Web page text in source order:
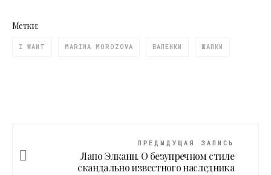
Метки:
I WANT MARINA MOROZOVA ВАЛЕНКИ ШАПКИ
ПРЕДЫДУЩАЯ ЗАПИСЬ
Лапо Элканн. О безупречном стиле
скандально известного наследника